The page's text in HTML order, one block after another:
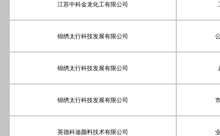
江苏中科金龙化工有限公司
锦绣太行科技发展有限公司
锦绣太行科技发展有限公司
锦绣太行科技发展有限公司
英德科迪颜料技术有限公司